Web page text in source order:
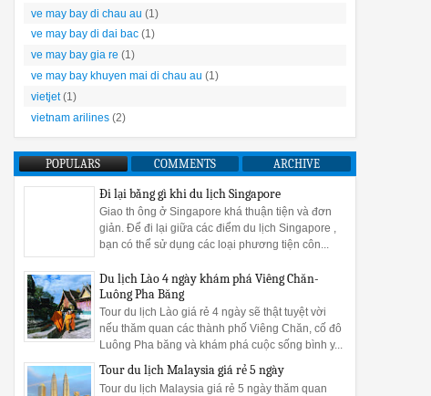
khám phá
ve may bay di chau au (1)
ve may bay di dai bac (1)
ve may bay gia re (1)
ve may bay khuyen mai di chau au (1)
vietjet (1)
vietnam arilines (2)
POPULARS COMMENTS ARCHIVE
Đi lại bằng gì khi du lịch Singapore
Giao th ông ở Singapore khá thuận tiện và đơn
giản. Để đi lại giữa các điểm du lịch Singapore ,
bạn có thể sử dụng các loại phương tiện côn...
Du lịch Lào 4 ngày khám phá Viêng Chăn-
Luông Pha Băng
Tour du lịch Lào giá rẻ 4 ngày sẽ thật tuyệt vời
nếu thăm quan các thành phố Viêng Chăn, cố đô
Luông Pha băng và khám phá cuộc sống bình y...
Tour du lịch Malaysia giá rẻ 5 ngày
Tour du lịch Malaysia giá rẻ 5 ngày thăm quan